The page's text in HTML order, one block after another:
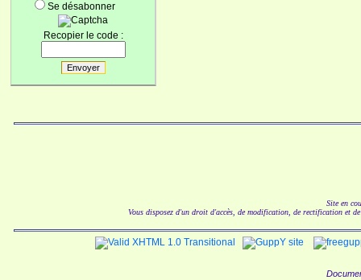
Se désabonner
Recopier le code :
Site en
Vous disposez d'un droit d'accès, de modification, de rectification et